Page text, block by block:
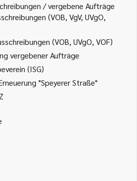
/ vergebene Aufträge
(VOB, VgV, UVgO,
(VOB, UVgO, VOF)
vergebener Aufträge
(ISG)
"Speyerer Straße"